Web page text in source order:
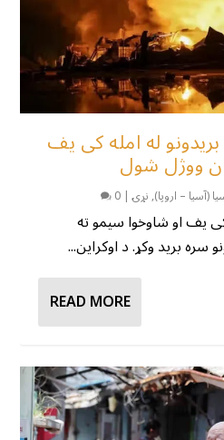
له امله کی یف
(آسیا – اروپا),نړۍ|
0
یف او شاوخوا سیمو ته
سره برید وکړ. د اوکراین...
READ MORE